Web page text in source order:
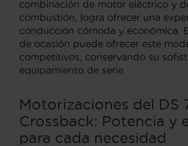
combinación de motor eléctrico y
combustión, logra ofrecer una
conducción cómoda y económica.
de ocasión puede ofrecer este
competitivos, conservando su
equipamiento de serie.
Motorizaciones del DS
Crossback: Potencia y
para cada necesidad